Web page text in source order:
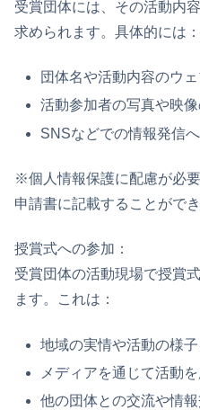
受賞団体には、その活動内
求められます。具体的には：
団体名や活動内容のウ
活動参加者の写真や映
SNSなどでの情報発信
※個人情報保護に配慮が必
申請書に記載することができ
授賞式への参加：
受賞団体の活動現場で授賞
ます。これは：
地域の実情や活動の様
メディアを通じて活動
他の団体との交流や情